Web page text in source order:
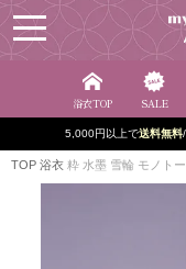
浴衣TOP SALE
5,000円以上で送料無料
TOP 浴衣 粋 水墨 雪輪 モノト